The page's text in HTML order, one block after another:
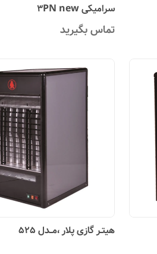
سرامیکی 3PN new
تماس بگیرید
هیتـر گازی پلار ،مــدل 525